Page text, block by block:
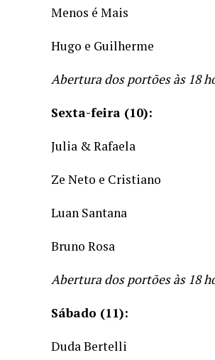
Menos é Mais
Hugo e Guilherme
Abertura dos portões às 18
Sexta-feira (10):
Julia & Rafaela
Ze Neto e Cristiano
Luan Santana
Bruno Rosa
Abertura dos portões às 18
Sábado (11):
Duda Bertelli